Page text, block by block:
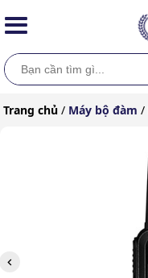
Trang chủ / Máy bộ đàm /